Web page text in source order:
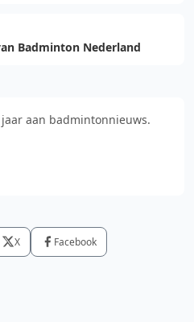
Badminton Nederland
aan badmintonnieuws.
X Facebook